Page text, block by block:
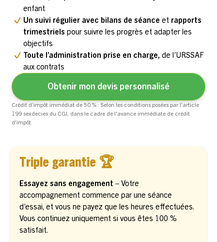
enfant
Un suivi régulier avec bilans de séance et rapports
trimestriels pour suivre les progrès et adapter les
objectifs
Toute l’administration prise en charge, de l’URSSAF
aux contrats
Obtenir mon devis personnalisé
Crédit d’impôt immédiat de 50 % : Selon les conditions posées par l’article
199 sexdecies du CGI, dans le cadre de l'avance immédiate de crédit
d'impôt.
Triple garantie 🏆
Essayez sans engagement – Votre
accompagnement commence par une séance
d’essai, et vous ne payez que les heures effectuées.
Vous continuez uniquement si vous êtes 100 %
satisfait.